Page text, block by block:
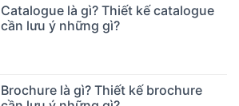
Catalogue là gì? Thiết kế catalogue
cần lưu ý những gì?
Brochure là gì? Thiết kế brochure